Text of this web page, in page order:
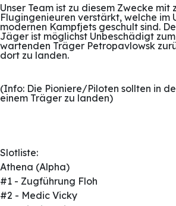
Unser Team ist zu diesem Zwecke mit
Flugingenieuren verstärkt, welche im
modernen Kampfjets geschult sind.
Jäger ist möglichst Unbeschädigt
wartenden Träger Petropavlowsk
dort zu landen.
(Info: Die Pioniere/Piloten sollten in
einem Träger zu landen)
Slotliste:
Athena (Alpha)
#1 - Zugführung Floh
#2 - Medic Vicky